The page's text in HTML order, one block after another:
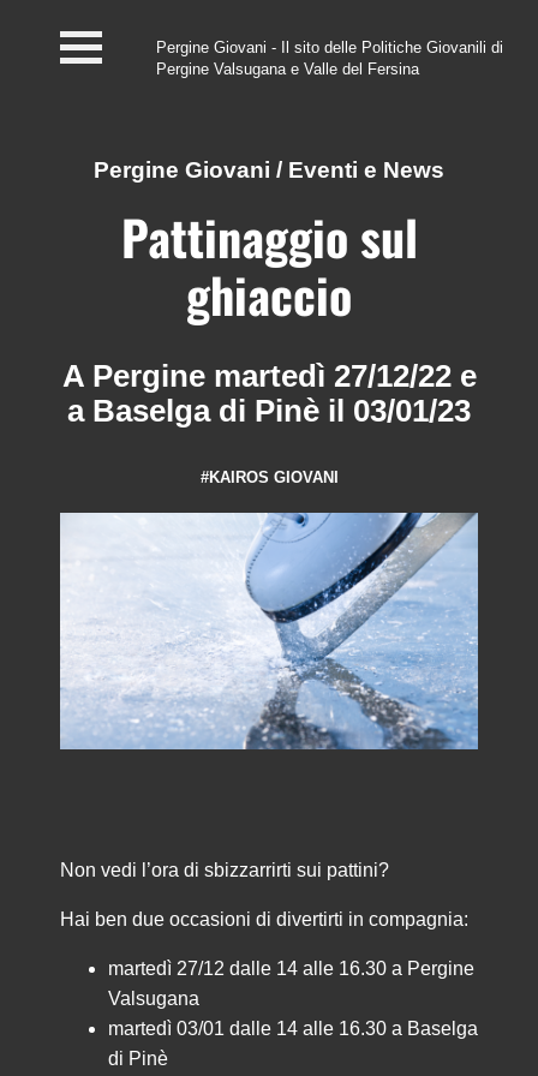
#InfoPoint
Centro #Kairos
PGZ Pergine e Valle
del Fersina
Eventi e News
Contatti
Pergine Giovani - Il sito delle Politiche Giovanili di
Pergine Valsugana e Valle del Fersina
Pergine Giovani / Eventi e News
Pattinaggio sul
ghiaccio
A Pergine martedì 27/12/22 e
a Baselga di Pinè il 03/01/23
#KAIROS GIOVANI
Non vedi l’ora di sbizzarrirti sui pattini?
Hai ben due occasioni di divertirti in compagnia:
martedì 27/12 dalle 14 alle 16.30 a Pergine
Valsugana
martedì 03/01 dalle 14 alle 16.30 a Baselga
di Pinè